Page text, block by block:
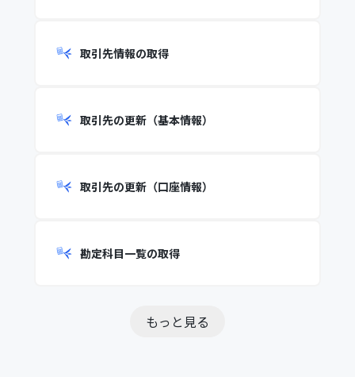
取引先情報の取得
取引先の更新（基本情報）
取引先の更新（口座情報）
勘定科目一覧の取得
もっと見る